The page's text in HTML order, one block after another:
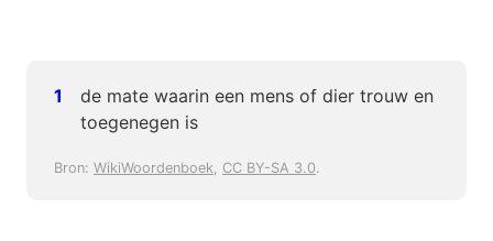
de mate waarin een mens of dier trouw en
toegenegen is
Bron: WikiWoordenboek, CC BY-SA 3.0.